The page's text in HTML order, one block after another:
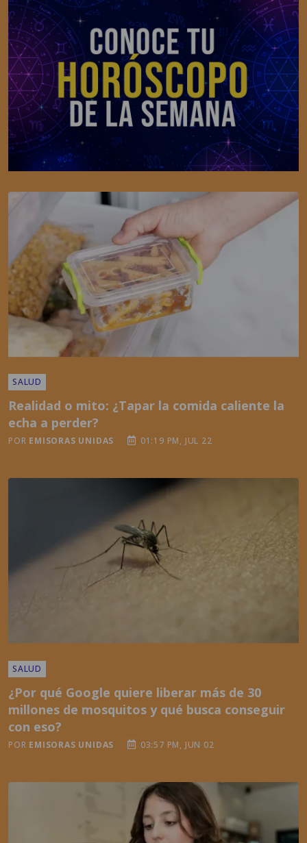
SALUD
Realidad o mito: ¿Tapar la comida caliente la
echa a perder?
POR EMISORAS UNIDAS 01:19 PM, JUL 22
SALUD
¿Por qué Google quiere liberar más de 30
millones de mosquitos y qué busca conseguir
con eso?
POR EMISORAS UNIDAS 03:57 PM, JUN 02